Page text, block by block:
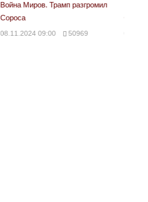
Война Миров. Трамп разгромил
Сороса
08.11.2024 09:00 50969